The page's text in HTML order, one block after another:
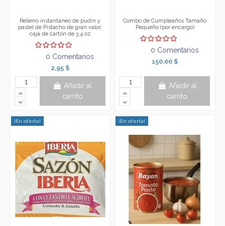
Relleno instantáneo de pudín y
pastel de Pistacho de gran valor,
caja de cartón de 3,4 oz
0 Comentarios
2,95 $
Añadir al
carrito
Combo de Cumpleaños Tamaño
Pequeño (por encargo)
0 Comentarios
150,00 $
Añadir al
carrito
¡En oferta! ¡En oferta!